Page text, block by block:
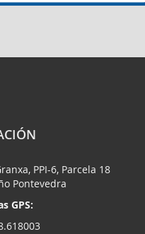
PPI-6, Parcela 18
Pontevedra
GPS: